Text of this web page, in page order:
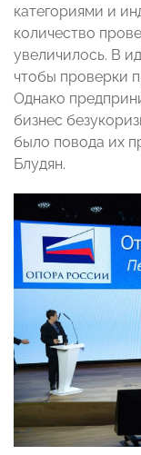
категориями и
количество
увеличилось. В
чтобы проверки
Однако
бизнес
было повода их
Блудян.